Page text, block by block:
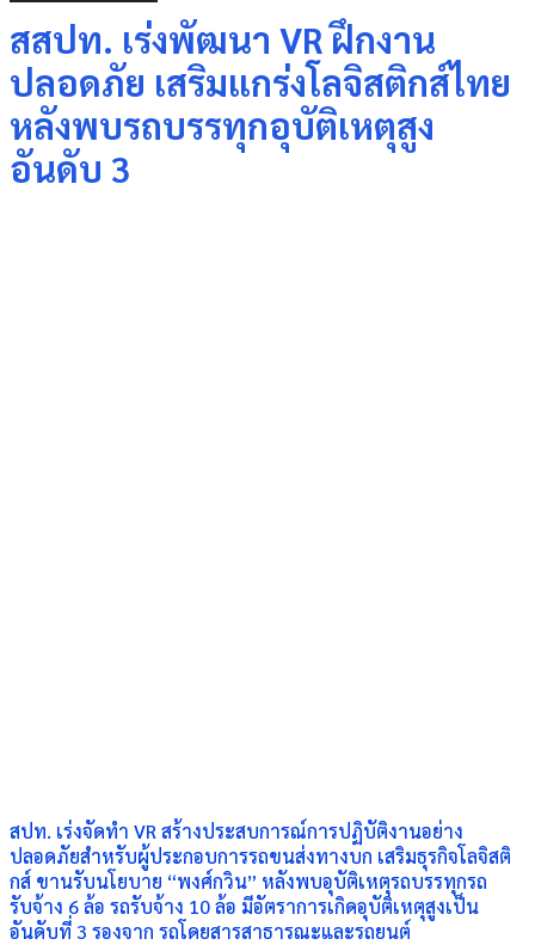
สสปท. เร่งพัฒนา VR ฝึกงาน
ปลอดภัย เสริมแกร่งโลจิสติกส์ไทย
หลังพบรถบรรทุกอุบัติเหตุสูง
อันดับ 3
สปท. เร่งจัดทำ VR สร้างประสบการณ์การปฏิบัติงานอย่าง
ปลอดภัยสำหรับผู้ประกอบการรถขนส่งทางบก เสริมธุรกิจโลจิสติ
กส์ ขานรับนโยบาย “พงศ์กวิน” หลังพบอุบัติเหตุรถบรรทุกรถ
รับจ้าง 6 ล้อ รถรับจ้าง 10 ล้อ มีอัตราการเกิดอุบัติเหตุสูงเป็น
อันดับที่ 3 รองจาก รถโดยสารสาธารณะและรถยนต์